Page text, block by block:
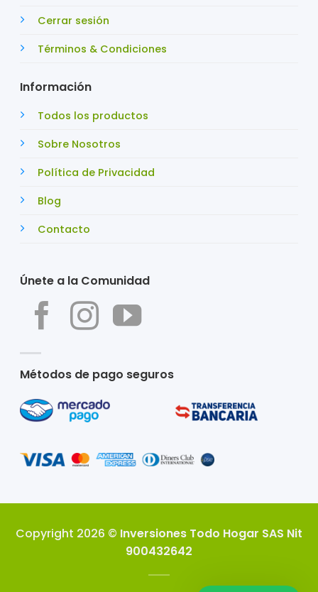
Cerrar sesión
Términos & Condiciones
Información
Todos los productos
Sobre Nosotros
Política de Privacidad
Blog
Contacto
Únete a la Comunidad
Métodos de pago seguros
Copyright 2026 © Inversiones Todo Hogar SAS Nit
900432642